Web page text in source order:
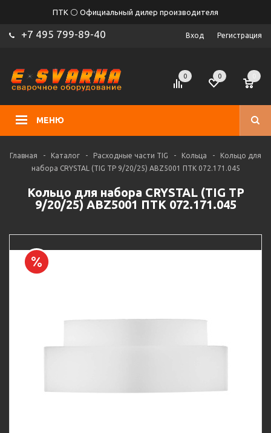
ПТК ⚪ Официальный дилер производителя
+7 495 799-89-40 Вход Регистрация
МЕНЮ
0 0
Главная - Каталог - Расходные части TIG - Кольца -
Кольцо для
набора CRYSTAL (TIG TP 9/20/25) ABZ5001 ПТК 072.171.045
Кольцо для набора CRYSTAL (TIG TP
9/20/25) ABZ5001 ПТК 072.171.045